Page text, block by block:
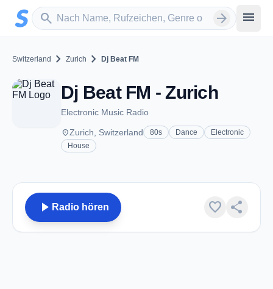
Zum Hauptinhalt springen
search
Sender suchen arrow_forward menu
Switzerland chevron_right Zurich chevron_right Dj Beat FM
Dj Beat FM - Zurich
Electronic Music Radio
placeZurich, Switzerland 80s Dance
Electronic
House
play_arrow Radio hören favorite share